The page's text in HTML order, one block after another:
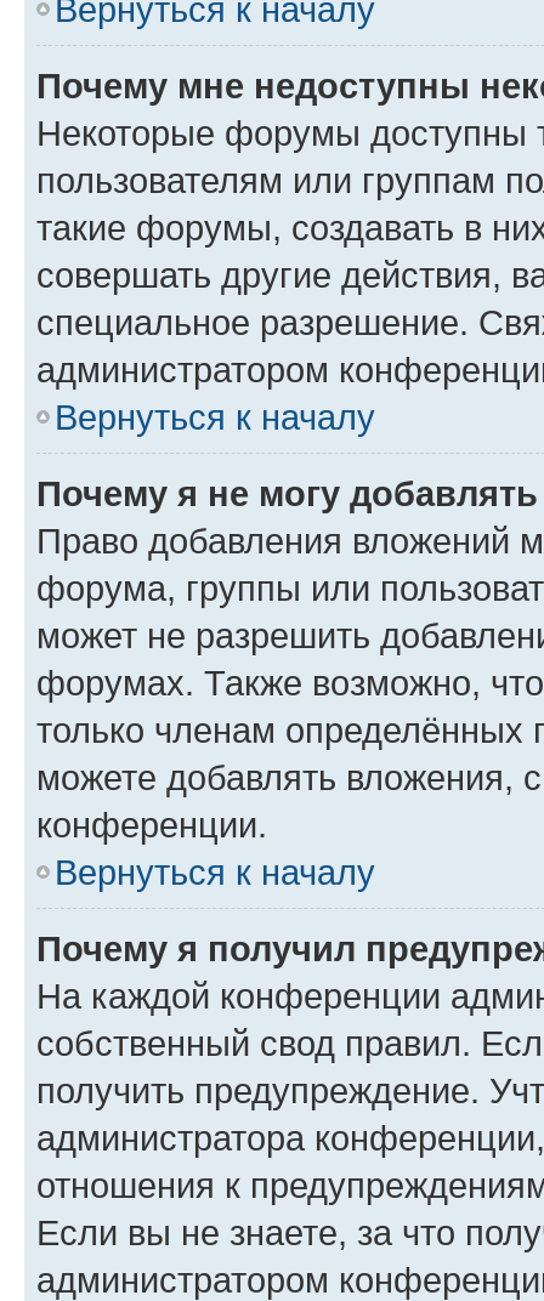
Вернуться к началу
Почему мне недоступны
Некоторые форумы доступны
пользователям или группам
такие форумы, создавать в
совершать другие действия,
специальное разрешение.
администратором
Вернуться к началу
Почему я не могу
Право добавления вложений
форума, группы или
может не разрешить
форумах. Также возможно,
только членам определённых
можете добавлять вложения,
конференции.
Вернуться к началу
Почему я получил
На каждой конференции
собственный свод правил.
получить предупреждение.
администратора
отношения к
Если вы не знаете, за что
администратором